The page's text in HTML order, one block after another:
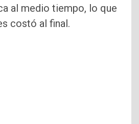
al medio tiempo, lo que
costó al final.